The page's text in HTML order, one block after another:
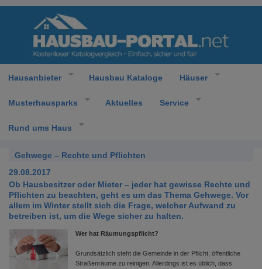
Hausanbieter Hausbau Kataloge Häuser
Musterhausparks Aktuelles Service
Rund ums Haus
Gehwege – Rechte und Pflichten
29.08.2017
Ob Hausbesitzer oder Mieter – jeder hat gewisse Rechte und
Pflichten zu beachten, geht es um das Thema Gehwege. Vor
allem im Winter stellt sich die Frage, welcher Aufwand zu
betreiben ist, um die Wege sicher zu halten.
Wer hat Räumungspflicht?
Grundsätzlich steht die Gemeinde in der Pflicht, öffentliche
Straßenräume zu reinigen. Allerdings ist es üblich, dass